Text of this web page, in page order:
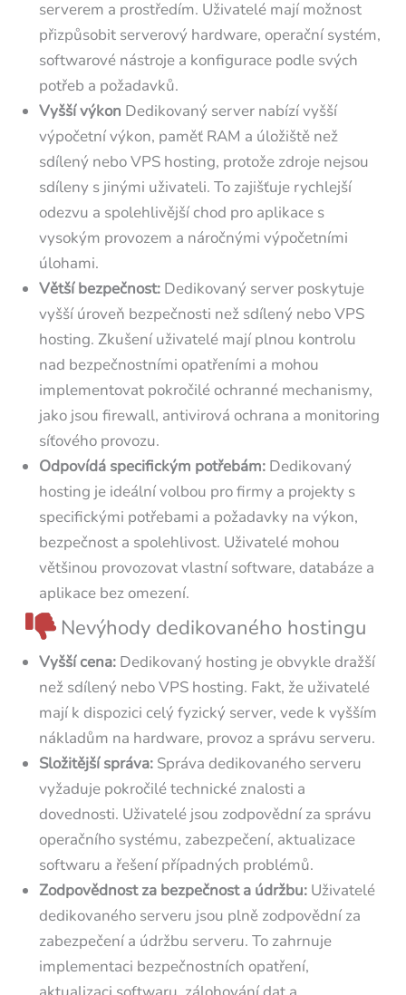
serverem a prostředím. Uživatelé mají možnost
přizpůsobit serverový hardware, operační systém,
softwarové nástroje a konfigurace podle svých
potřeb a požadavků.
Vyšší výkon Dedikovaný server nabízí vyšší
výpočetní výkon, paměť RAM a úložiště než
sdílený nebo VPS hosting, protože zdroje nejsou
sdíleny s jinými uživateli. To zajišťuje rychlejší
odezvu a spolehlivější chod pro aplikace s
vysokým provozem a náročnými výpočetními
úlohami.
Větší bezpečnost: Dedikovaný server poskytuje
vyšší úroveň bezpečnosti než sdílený nebo VPS
hosting. Zkušení uživatelé mají plnou kontrolu
nad bezpečnostními opatřeními a mohou
implementovat pokročilé ochranné mechanismy,
jako jsou firewall, antivirová ochrana a monitoring
síťového provozu.
Odpovídá specifickým potřebám: Dedikovaný
hosting je ideální volbou pro firmy a projekty s
specifickými potřebami a požadavky na výkon,
bezpečnost a spolehlivost. Uživatelé mohou
většinou provozovat vlastní software, databáze a
aplikace bez omezení.
Nevýhody dedikovaného hostingu
Vyšší cena: Dedikovaný hosting je obvykle dražší
než sdílený nebo VPS hosting. Fakt, že uživatelé
mají k dispozici celý fyzický server, vede k vyšším
nákladům na hardware, provoz a správu serveru.
Složitější správa: Správa dedikovaného serveru
vyžaduje pokročilé technické znalosti a
dovednosti. Uživatelé jsou zodpovědní za správu
operačního systému, zabezpečení, aktualizace
softwaru a řešení případných problémů.
Zodpovědnost za bezpečnost a údržbu: Uživatelé
dedikovaného serveru jsou plně zodpovědní za
zabezpečení a údržbu serveru. To zahrnuje
implementaci bezpečnostních opatření,